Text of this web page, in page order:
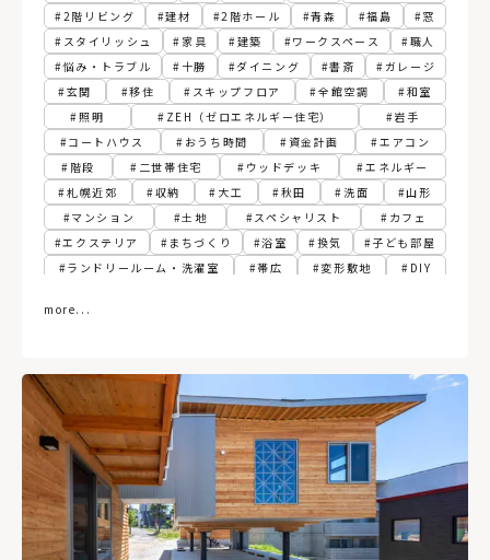
2階リビング
建材 2階ホール 青森 福島
窓
スタイリッシュ
家具 建築 ワークスペース
職人
悩み・トラブル
十勝 ダイニング 書斎
ガレージ
玄関
移住 スキップフロア 全館空調
和室
照明
ZEH（ゼロエネルギー住宅）
岩手
コートハウス
おうち時間 資金計画
エアコン
階段
二世帯住宅 ウッドデッキ
エネルギー
札幌近郊
収納 大工 秋田 洗面
山形
マンション
土地 スペシャリスト
カフェ
エクステリア
まちづくり 浴室 換気
子ども部屋
ランドリールーム・洗濯室
帯広 変形敷地
DIY
建て替え
テレワーク
RC（コンクリート）造
ペンダントライト
土間
インダストリアル 函館
規格住宅・企画住宅
北から目線
ファミリークローゼット
自然素材
札幌市
関西 木造建築 パッシブ換気
非住宅
ビルトインガレージ
新築 リフォーム
住宅ローン
デンマーク
仙台 オホーツク 高性能住宅
福島県
小上がり
暖房 店舗併用住宅 飾り棚
古民家再生
more...